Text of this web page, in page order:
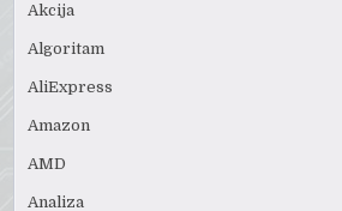
Akcija
Algoritam
AliExpress
Amazon
AMD
Analiza